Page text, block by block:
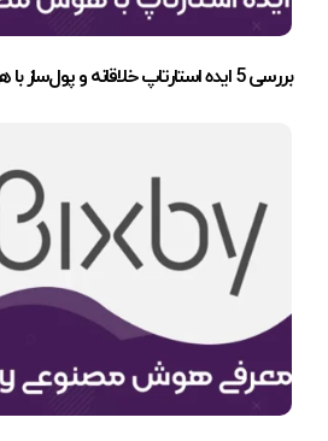
بررسی 5 ایده استارتاپ خلاقانه و پول‌ساز با هوش مصنوعی